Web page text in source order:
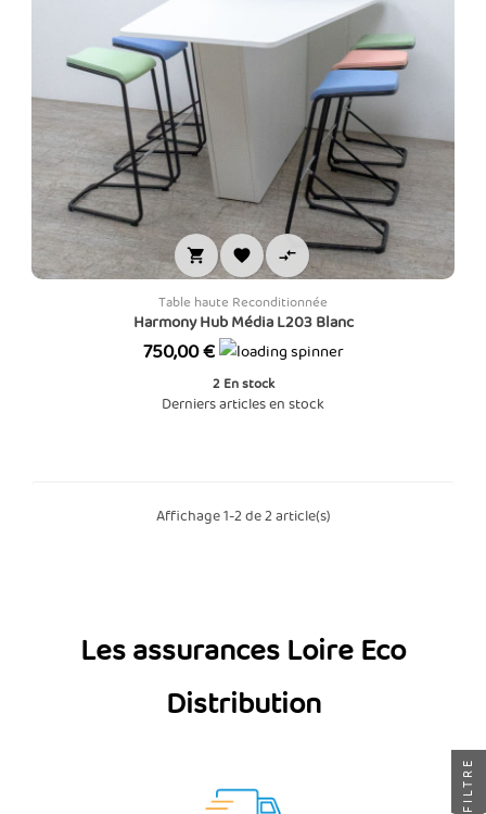
  
Table haute Reconditionnée
Harmony Hub Média L203 Blanc
Prix
750,00 €
2 En stock
Derniers articles en stock
Affichage 1-2 de 2 article(s)
Les assurances Loire Eco
Distribution
FILTRE